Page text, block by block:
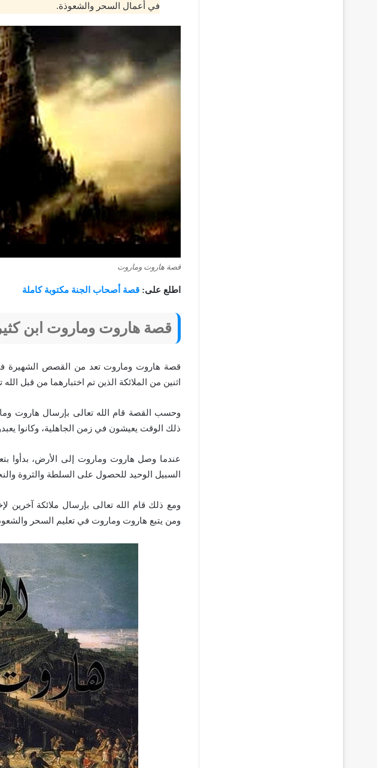
في أعمال السحر والشعوذة.
قصة هاروت وماروت
اطلع على: قصة أصحاب الجنة مكتوبة كاملة
قصة هاروت وماروت ابن
قصة هاروت وماروت تعد من القصص الشهيرة
اثنين من الملائكة الذين تم اختبارهما من قبل الله
وحسب القصة قام الله تعالى بإرسال هاروت
ذلك الوقت يعيشون في زمن الجاهلية، وكانوا
عندما وصل هاروت وماروت إلى الأرض، بدأوا
السبيل الوحيد للحصول على السلطة والثروة
ومع ذلك قام الله تعالى بإرسال ملائكة
ومن يتبع هاروت وماروت في تعليم السحر